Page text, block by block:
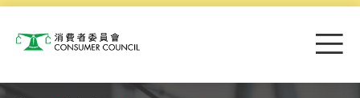
消费者委员会 目